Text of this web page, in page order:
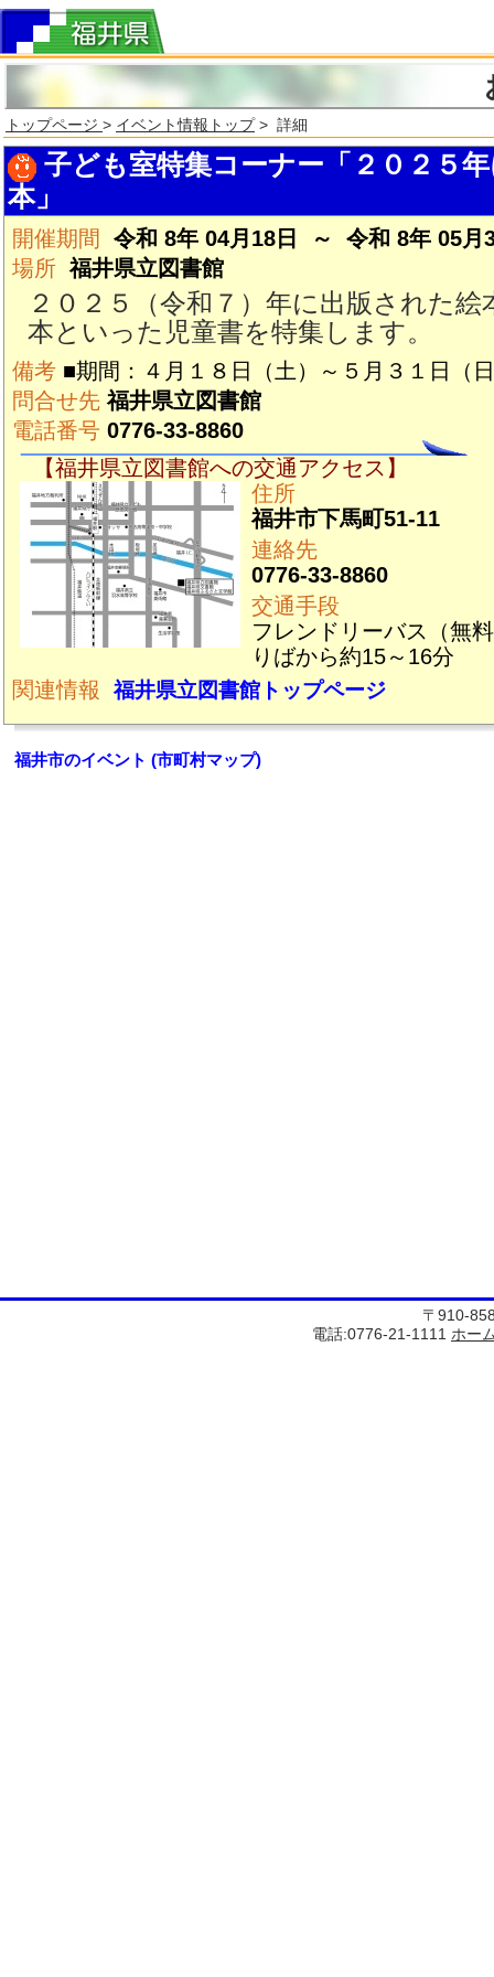
トップページ > イベント情報トップ> 詳細
子ども室特集コーナー「２０２５
本」
開催期間
令和 8年 04月18日 ～ 令和 8年 05月
場所 福井県立図書館
２０２５（令和７）年に出版された絵
本といった児童書を特集します。
備考 ■期間：４月１８日（土）～５月３１日（
問合せ先福井県立図書館
電話番号 0776-33-8860
【福井県立図書館への交通アクセス】
住所
福井市下馬町51-11
連絡先
0776-33-8860
交通手段
フレンドリーバス（無
りばから約15～16分
関連情報福井県立図書館トップページ
福井市のイベント (市町村マップ)
〒910-
電話:0776-21-1111 ホー